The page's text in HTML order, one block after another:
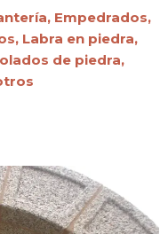
Empedrados,
Labra en piedra,
de piedra,